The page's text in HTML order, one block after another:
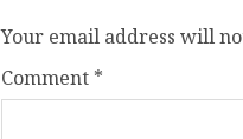
Your email address will
Comment *